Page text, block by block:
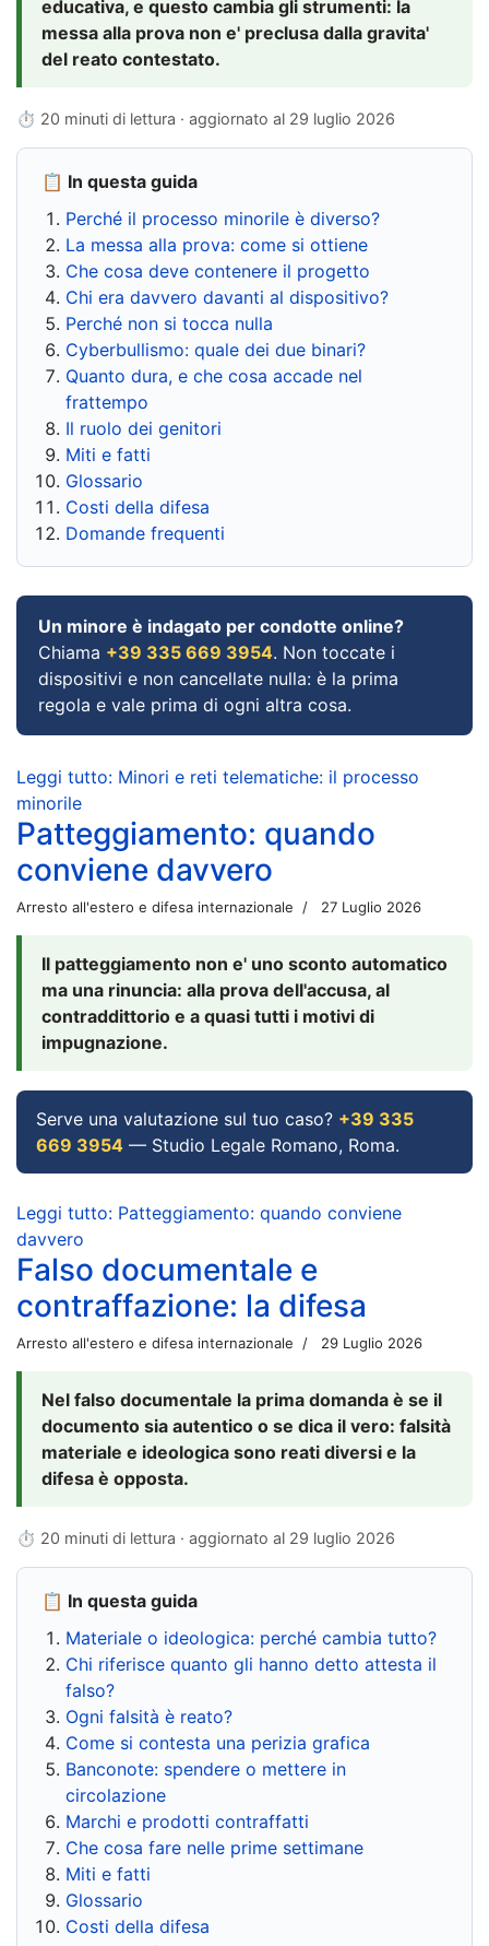
educativa, e questo cambia gli strumenti: la
messa alla prova non e' preclusa dalla gravita'
del reato contestato.
⏱ 20 minuti di lettura · aggiornato al 29 luglio 2026
📋 In questa guida
Perché il processo minorile è diverso?
La messa alla prova: come si ottiene
Che cosa deve contenere il progetto
Chi era davvero davanti al dispositivo?
Perché non si tocca nulla
Cyberbullismo: quale dei due binari?
Quanto dura, e che cosa accade nel
frattempo
Il ruolo dei genitori
Miti e fatti
Glossario
Costi della difesa
Domande frequenti
Un minore è indagato per condotte online?
Chiama +39 335 669 3954. Non toccate i
dispositivi e non cancellate nulla: è la prima
regola e vale prima di ogni altra cosa.
Leggi tutto: Minori e reti telematiche: il processo
minorile
Patteggiamento: quando
conviene davvero
Arresto all'estero e difesa internazionale 27 Luglio 2026
Il patteggiamento non e' uno sconto automatico
ma una rinuncia: alla prova dell'accusa, al
contraddittorio e a quasi tutti i motivi di
impugnazione.
Serve una valutazione sul tuo caso? +39 335
669 3954 — Studio Legale Romano, Roma.
Leggi tutto: Patteggiamento: quando conviene
davvero
Falso documentale e
contraffazione: la difesa
Arresto all'estero e difesa internazionale 29 Luglio 2026
Nel falso documentale la prima domanda è se il
documento sia autentico o se dica il vero: falsità
materiale e ideologica sono reati diversi e la
difesa è opposta.
⏱ 20 minuti di lettura · aggiornato al 29 luglio 2026
📋 In questa guida
Materiale o ideologica: perché cambia tutto?
Chi riferisce quanto gli hanno detto attesta il
falso?
Ogni falsità è reato?
Come si contesta una perizia grafica
Banconote: spendere o mettere in
circolazione
Marchi e prodotti contraffatti
Che cosa fare nelle prime settimane
Miti e fatti
Glossario
Costi della difesa